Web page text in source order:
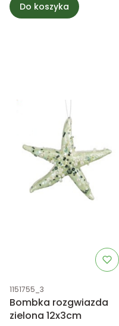
Do koszyka
Kod produktu
1151755_3
Bombka rozgwiazda
zielona 12x3cm